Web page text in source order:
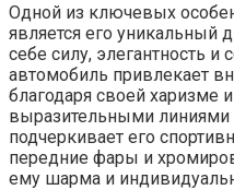
Одной из ключевых
является его уникальный
себе силу, элегантность и
автомобиль привлекает
благодаря своей харизме
выразительными
подчеркивает его
передние фары и
ему шарма и